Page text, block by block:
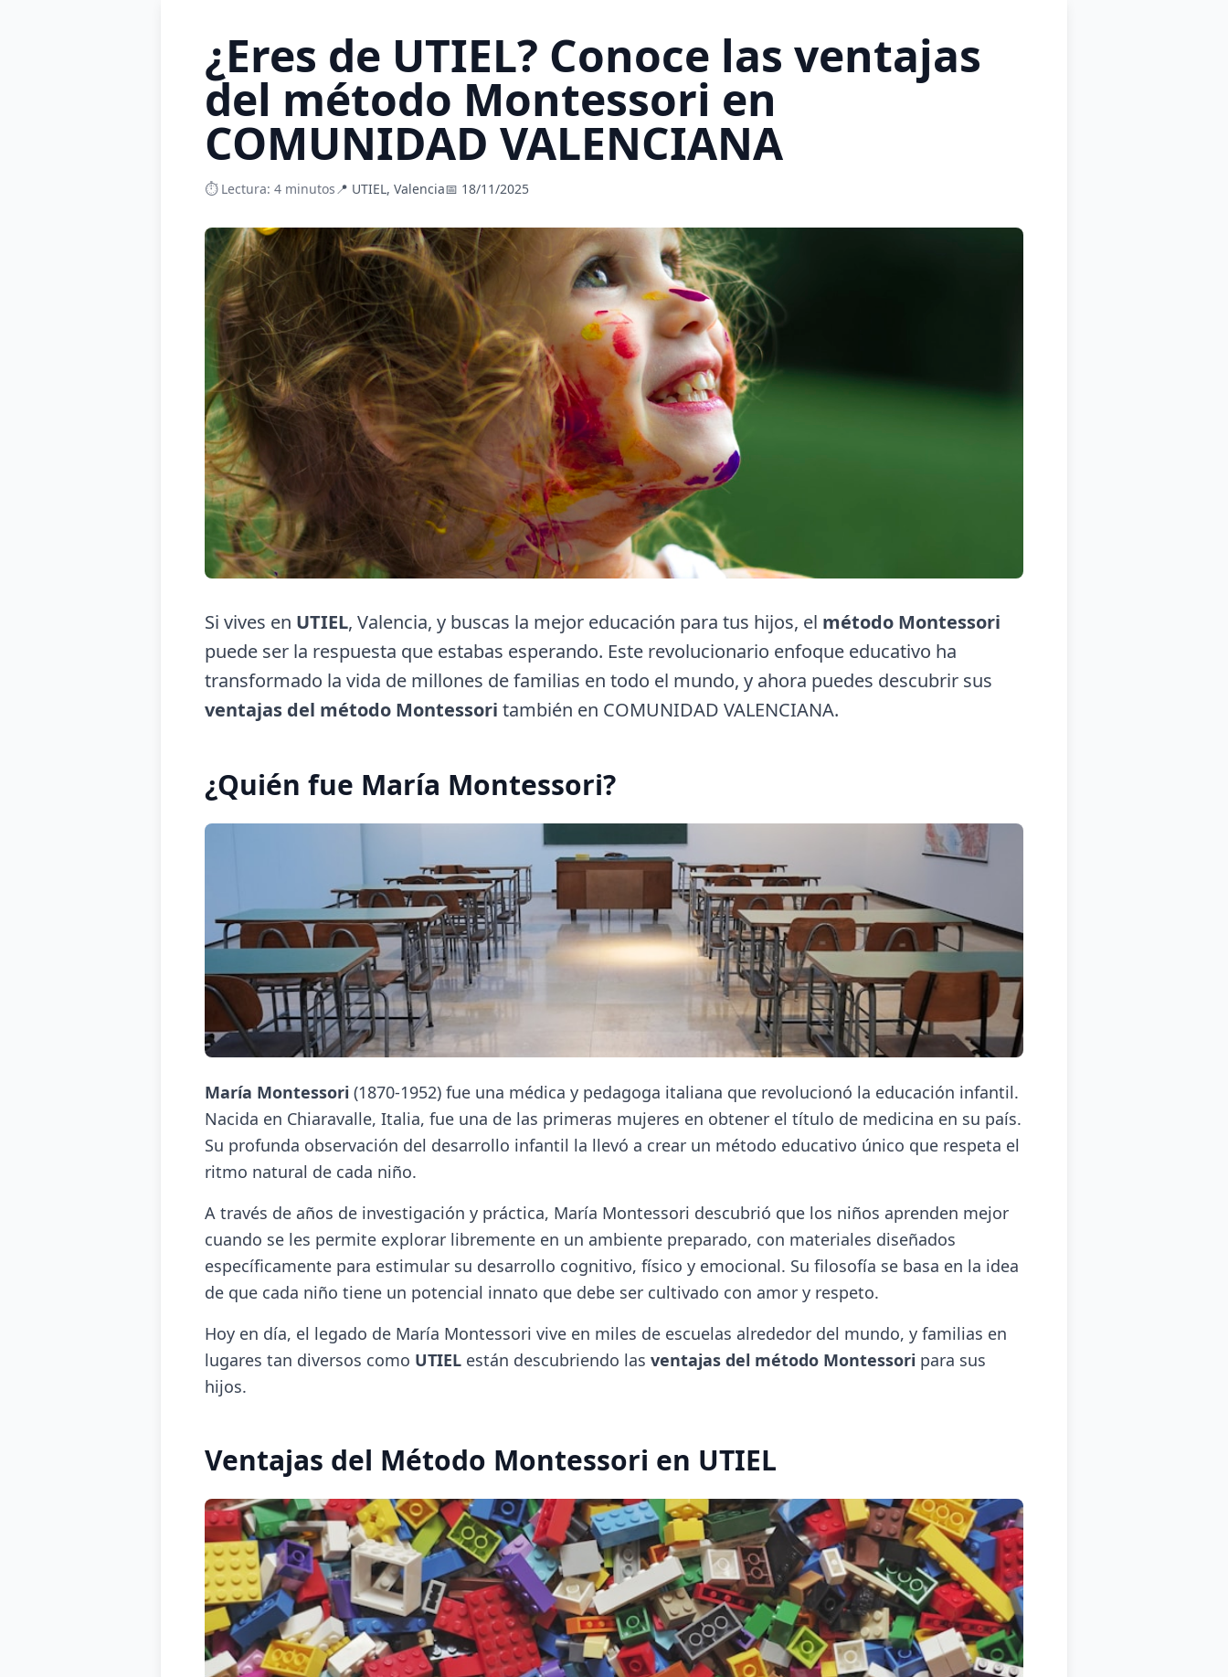
¿Eres de UTIEL? Conoce las ventajas
del método Montessori en
COMUNIDAD VALENCIANA
⏱️ Lectura: 4 minutos📍 UTIEL, Valencia📅 18/11/2025
Si vives en UTIEL, Valencia, y buscas la mejor educación para tus hijos, el método Montessori
puede ser la respuesta que estabas esperando. Este revolucionario enfoque educativo ha
transformado la vida de millones de familias en todo el mundo, y ahora puedes descubrir sus
ventajas del método Montessori también en COMUNIDAD VALENCIANA.
¿Quién fue María Montessori?
María Montessori (1870-1952) fue una médica y pedagoga italiana que revolucionó la educación infantil.
Nacida en Chiaravalle, Italia, fue una de las primeras mujeres en obtener el título de medicina en su país.
Su profunda observación del desarrollo infantil la llevó a crear un método educativo único que respeta el
ritmo natural de cada niño.
A través de años de investigación y práctica, María Montessori descubrió que los niños aprenden mejor
cuando se les permite explorar libremente en un ambiente preparado, con materiales diseñados
específicamente para estimular su desarrollo cognitivo, físico y emocional. Su filosofía se basa en la idea
de que cada niño tiene un potencial innato que debe ser cultivado con amor y respeto.
Hoy en día, el legado de María Montessori vive en miles de escuelas alrededor del mundo, y familias en
lugares tan diversos como UTIEL están descubriendo las ventajas del método Montessori para sus
hijos.
Ventajas del Método Montessori en UTIEL